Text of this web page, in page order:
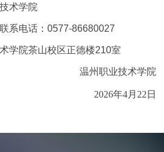
术学院
系电话：0577-86680027
学院茶山校区正德楼210室
温州职业技术学院
2026年4月22日